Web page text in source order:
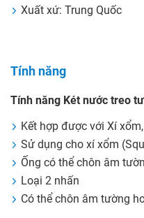
Xuất xứ: Trung Quốc
Tính năng
Tính năng Két nước treo
Kết hợp được với Xí
Sử dụng cho xí xổm
Ống có thể chôn âm
Loại 2 nhấn
Có thể chôn âm tường